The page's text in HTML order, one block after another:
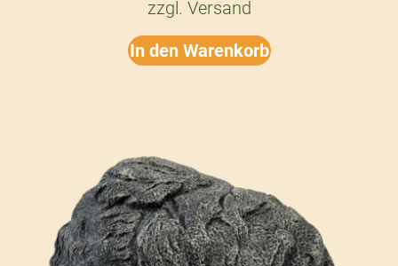
zzgl. Versand
In den Warenkorb